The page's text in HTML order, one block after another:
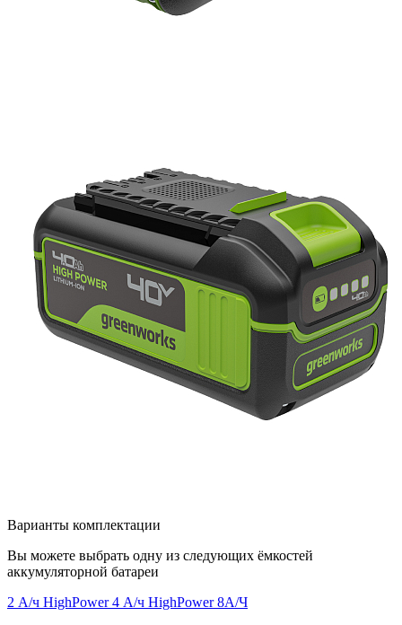
Варианты комплектации
Вы можете выбрать одну из следующих ёмкостей
аккумуляторной батареи
2 А/ч HighPower4 А/ч HighPower8А/Ч